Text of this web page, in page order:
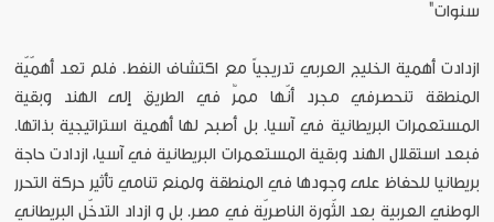
سنوات"
ازدادت أهمية الخليج العربي تدريجياً مع اكتشاف النفط. فلم تعد أهمّيّة
المنطقة تنحصرفي مجرد أنّها ممرٌ في الطريق إلى الهند وبقية
المستعمرات البريطانية في آسيا. بل أصبح لها أهمية استراتيجية بذاتها.
فبعد استقلال الهند وبقية المستعمرات البريطانية في آسيا، ازدادت حاجة
بريطانيا للحفاظ على وجودها في المنطقة ولمنع تنامي تأثير حركة التحرر
الوطني العربية بعد الثّورة الناصريّة في مصر. بل و ازداد التدخّل البريطاني